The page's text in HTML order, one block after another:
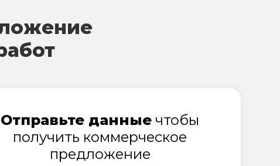
Отправьте данные чтобы
получить коммерческое
предложение